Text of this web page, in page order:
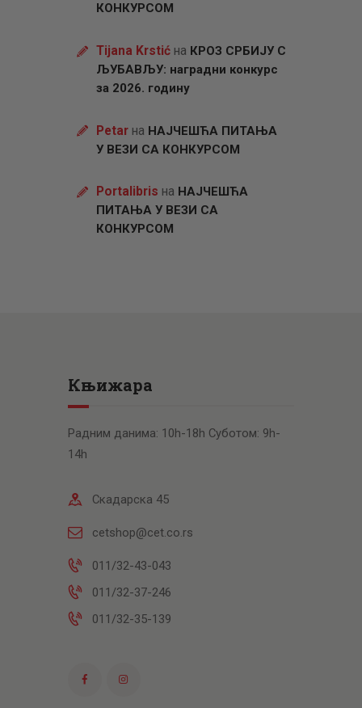
КОНКУРСОМ
Tijana Krstićна КРОЗ СРБИЈУ С
ЉУБАВЉУ: наградни конкурс
за 2026. годину
Petarна НАЈЧЕШЋА ПИТАЊА
У ВЕЗИ СА КОНКУРСОМ
Portalibris на НАЈЧЕШЋА
ПИТАЊА У ВЕЗИ СА
КОНКУРСОМ
Књижара
Радним данима: 10h-18h Суботом: 9h-
14h
Скадарска 45
cetshop@cet.co.rs
011/32-43-043
011/32-37-246
011/32-35-139